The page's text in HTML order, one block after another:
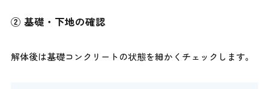
② 基礎・下地の確認
解体後は基礎コンクリートの状態を細かくチェックします。